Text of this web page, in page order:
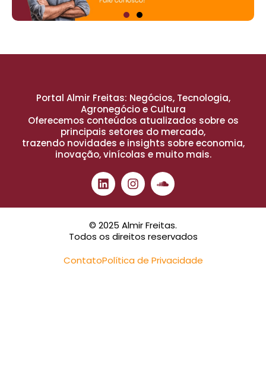
Portal Almir Freitas: Negócios, Tecnologia,
Agronegócio e Cultura
Oferecemos conteúdos atualizados sobre os
principais setores do mercado,
trazendo novidades e insights sobre economia,
inovação, vinícolas e muito mais.
© 2025 Almir Freitas.
Todos os direitos reservados
ContatoPolítica de Privacidade